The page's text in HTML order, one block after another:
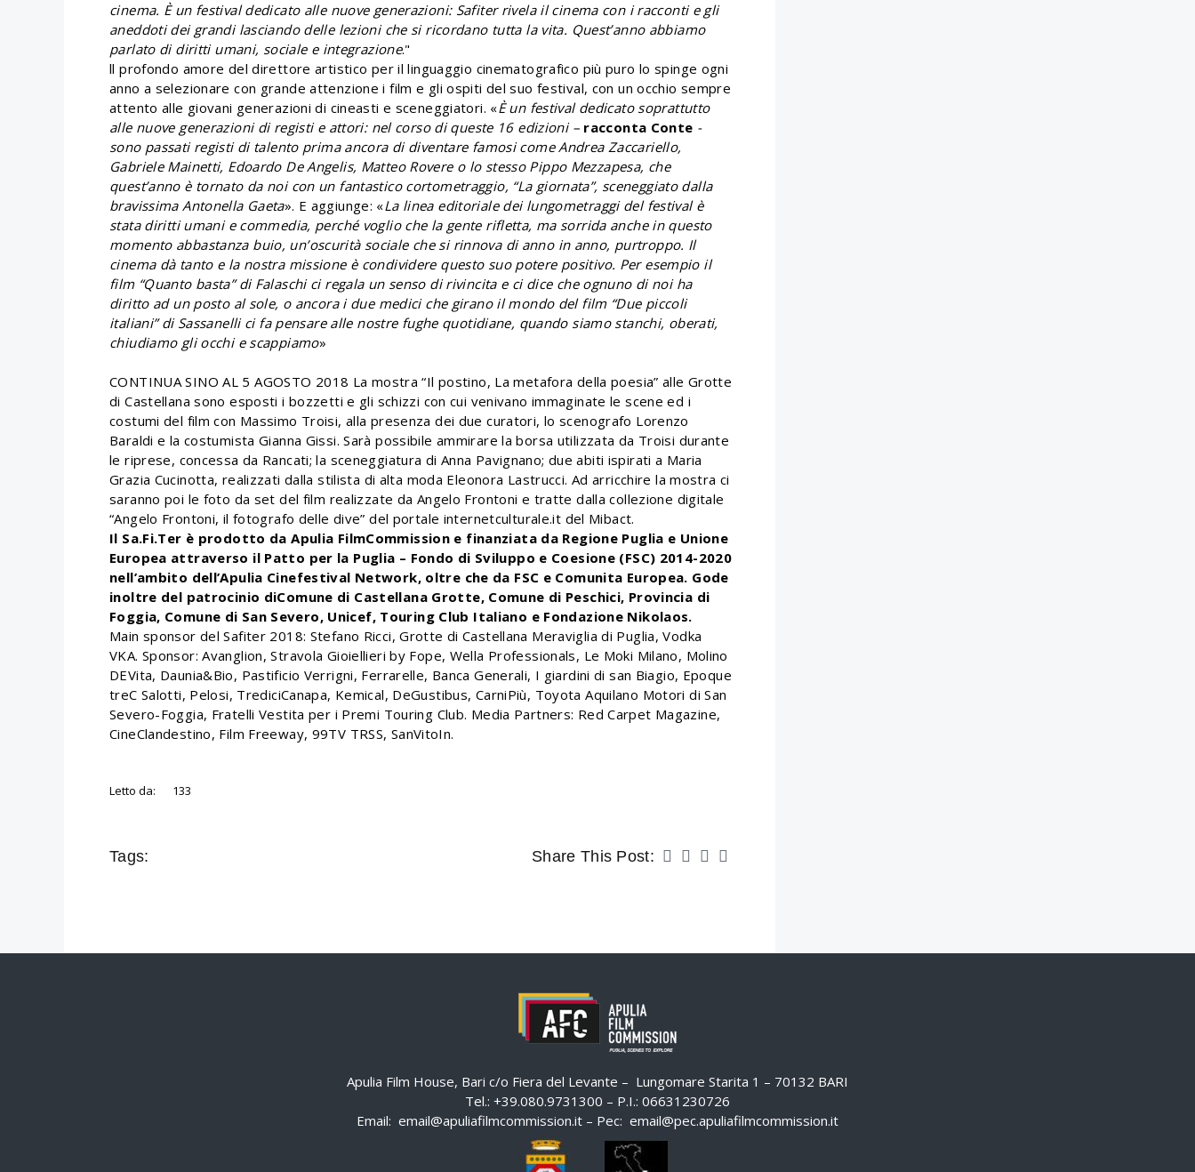
cinema. È un festival dedicato alle nuove generazioni: Safiter rivela il cinema con i racconti e gli
aneddoti dei grandi lasciando delle lezioni che si ricordano tutta la vita. Quest’anno abbiamo
parlato di diritti umani, sociale e integrazione."
ll profondo amore del direttore artistico per il linguaggio cinematografico più puro lo spinge ogni
anno a selezionare con grande attenzione i film e gli ospiti del suo festival, con un occhio sempre
attento alle giovani generazioni di cineasti e sceneggiatori. «È un festival dedicato soprattutto
alle nuove generazioni di registi e attori: nel corso di queste 16 edizioni – racconta Conte -
sono passati registi di talento prima ancora di diventare famosi come Andrea Zaccariello,
Gabriele Mainetti, Edoardo De Angelis, Matteo Rovere o lo stesso Pippo Mezzapesa, che
quest’anno è tornato da noi con un fantastico cortometraggio, “La giornata”, sceneggiato dalla
bravissima Antonella Gaeta». E aggiunge: «La linea editoriale dei lungometraggi del festival è
stata diritti umani e commedia, perché voglio che la gente rifletta, ma sorrida anche in questo
momento abbastanza buio, un’oscurità sociale che si rinnova di anno in anno, purtroppo. Il
cinema dà tanto e la nostra missione è condividere questo suo potere positivo. Per esempio il
film “Quanto basta” di Falaschi ci regala un senso di rivincita e ci dice che ognuno di noi ha
diritto ad un posto al sole, o ancora i due medici che girano il mondo del film “Due piccoli
italiani” di Sassanelli ci fa pensare alle nostre fughe quotidiane, quando siamo stanchi, oberati,
chiudiamo gli occhi e scappiamo»
CONTINUA SINO AL 5 AGOSTO 2018 La mostra “Il postino, La metafora della poesia” alle Grotte
di Castellana sono esposti i bozzetti e gli schizzi con cui venivano immaginate le scene ed i
costumi del film con Massimo Troisi, alla presenza dei due curatori, lo scenografo Lorenzo
Baraldi e la costumista Gianna Gissi. Sarà possibile ammirare la borsa utilizzata da Troisi durante
le riprese, concessa da Rancati; la sceneggiatura di Anna Pavignano; due abiti ispirati a Maria
Grazia Cucinotta, realizzati dalla stilista di alta moda Eleonora Lastrucci. Ad arricchire la mostra ci
saranno poi le foto da set del film realizzate da Angelo Frontoni e tratte dalla collezione digitale
“Angelo Frontoni, il fotografo delle dive” del portale internetculturale.it del Mibact.
Il Sa.Fi.Ter è prodotto da Apulia FilmCommission e finanziata da Regione Puglia e Unione
Europea attraverso il Patto per la Puglia – Fondo di Sviluppo e Coesione (FSC) 2014-2020
nell’ambito dell’Apulia Cinefestival Network, oltre che da FSC e Comunita Europea. Gode
inoltre del patrocinio diComune di Castellana Grotte, Comune di Peschici, Provincia di
Foggia, Comune di San Severo, Unicef, Touring Club Italiano e Fondazione Nikolaos.
Main sponsor del Safiter 2018: Stefano Ricci, Grotte di Castellana Meraviglia di Puglia, Vodka
VKA. Sponsor: Avanglion, Stravola Gioiellieri by Fope, Wella Professionals, Le Moki Milano, Molino
DEVita, Daunia&Bio, Pastificio Verrigni, Ferrarelle, Banca Generali, I giardini di san Biagio, Epoque
treC Salotti, Pelosi, TrediciCanapa, Kemical, DeGustibus, CarniPiù, Toyota Aquilano Motori di San
Severo-Foggia, Fratelli Vestita per i Premi Touring Club. Media Partners: Red Carpet Magazine,
CineClandestino, Film Freeway, 99TV TRSS, SanVitoIn.
Letto da: 133
Tags: Share This Post:
Apulia Film House, Bari c/o Fiera del Levante – Lungomare Starita 1 – 70132 BARI
Tel.: +39.080.9731300 – P.I.: 06631230726
Email: email@apuliafilmcommission.it – Pec: email@pec.apuliafilmcommission.it